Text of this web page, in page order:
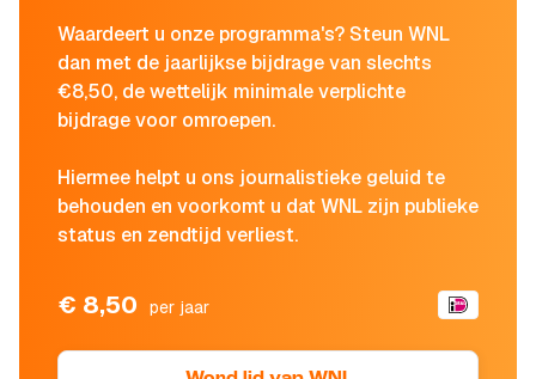
Waardeert u onze programma's? Steun WNL
dan met de jaarlijkse bijdrage van slechts
€8,50, de wettelijk minimale verplichte
bijdrage voor omroepen.
Hiermee helpt u ons journalistieke geluid te
behouden en voorkomt u dat WNL zijn publieke
status en zendtijd verliest.
€ 8,50 per jaar